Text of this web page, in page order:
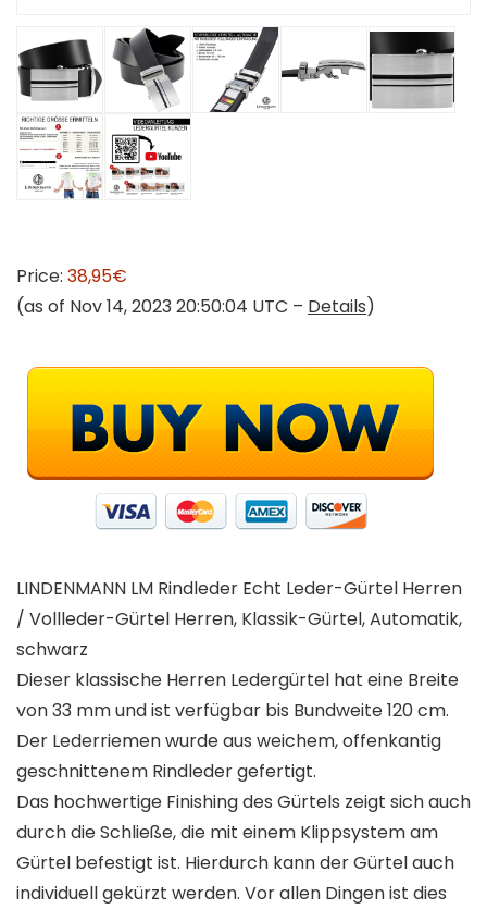
Price: 38,95€
(as of Nov 14, 2023 20:50:04 UTC – Details)
LINDENMANN LM Rindleder Echt Leder-Gürtel Herren
/ Vollleder-Gürtel Herren, Klassik-Gürtel, Automatik,
schwarz
Dieser klassische Herren Ledergürtel hat eine Breite
von 33 mm und ist verfügbar bis Bundweite 120 cm.
Der Lederriemen wurde aus weichem, offenkantig
geschnittenem Rindleder gefertigt.
Das hochwertige Finishing des Gürtels zeigt sich auch
durch die Schließe, die mit einem Klippsystem am
Gürtel befestigt ist. Hierdurch kann der Gürtel auch
individuell gekürzt werden. Vor allen Dingen ist dies